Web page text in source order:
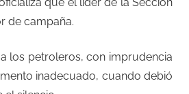
de campaña.
los petroleros, con imprudencia
inadecuado, cuando debió